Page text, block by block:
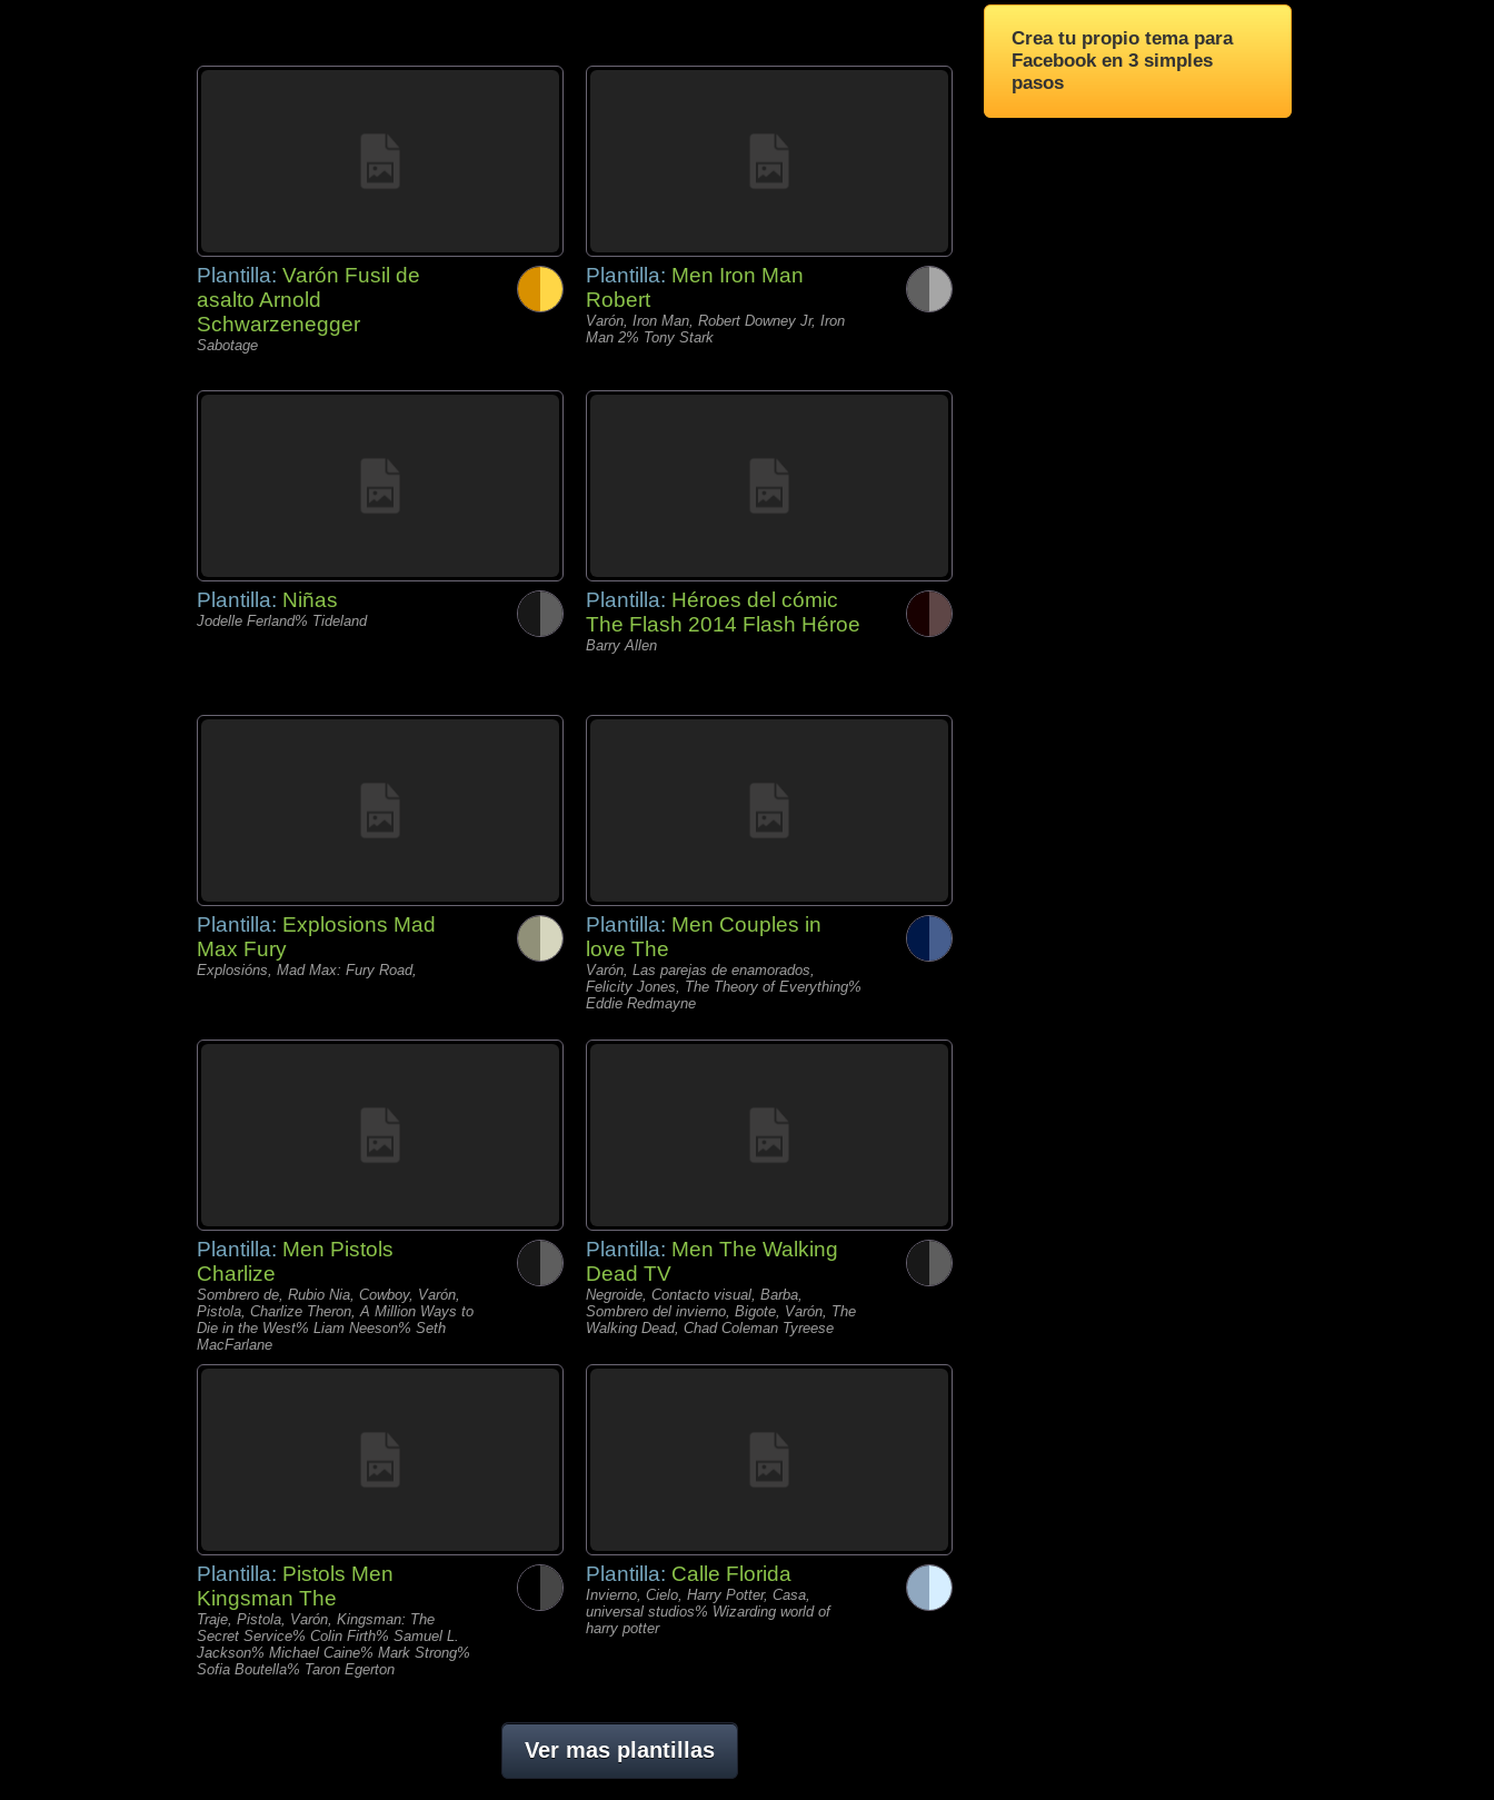
Plantilla: Varón Fusil de
asalto Arnold
Schwarzenegger
Sabotage
Plantilla: Men Iron Man
Robert
Varón, Iron Man, Robert Downey Jr, Iron
Man 2% Tony Stark
Plantilla: Niñas
Jodelle Ferland% Tideland
Plantilla: Héroes del cómic
The Flash 2014 Flash Héroe
Barry Allen
Plantilla: Explosions Mad
Max Fury
Explosións, Mad Max: Fury Road,
Plantilla: Men Couples in
love The
Varón, Las parejas de enamorados,
Felicity Jones, The Theory of Everything%
Eddie Redmayne
Plantilla: Men Pistols
Charlize
Sombrero de, Rubio Nia, Cowboy, Varón,
Pistola, Charlize Theron, A Million Ways to
Die in the West% Liam Neeson% Seth
MacFarlane
Plantilla: Men The Walking
Dead TV
Negroide, Contacto visual, Barba,
Sombrero del invierno, Bigote, Varón, The
Walking Dead, Chad Coleman Tyreese
Plantilla: Pistols Men
Kingsman The
Traje, Pistola, Varón, Kingsman: The
Secret Service% Colin Firth% Samuel L.
Jackson% Michael Caine% Mark Strong%
Sofia Boutella% Taron Egerton
Plantilla: Calle Florida
Invierno, Cielo, Harry Potter, Casa,
universal studios% Wizarding world of
harry potter
Ver mas plantillas
Crea tu propio tema para
Facebook en 3 simples
pasos